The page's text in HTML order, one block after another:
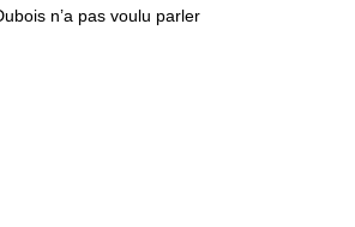
n’a pas voulu parler